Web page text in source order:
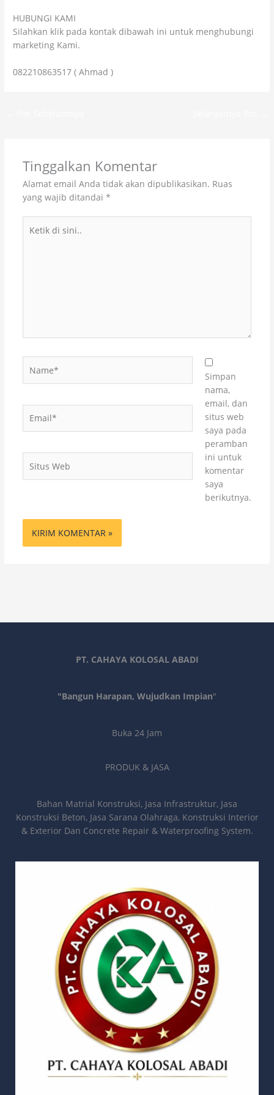
HUBUNGI KAMI
Silahkan klik pada kontak dibawah ini untuk menghubungi
marketing Kami.
082210863517 ( Ahmad )
Tinggalkan Komentar
Alamat email Anda tidak akan dipublikasikan. Ruas
yang wajib ditandai *
Web
Simpan
nama,
email, dan
situs web
saya pada
peramban
ini untuk
komentar
saya
berikutnya.
PT. CAHAYA KOLOSAL ABADI
"Bangun Harapan, Wujudkan Impian"
Buka 24 Jam
PRODUK & JASA
Bahan Matrial Konstruksi, Jasa Infrastruktur, Jasa
Konstruksi Beton, Jasa Sarana Olahraga, Konstruksi Interior
& Exterior Dan Concrete Repair & Waterproofing System.